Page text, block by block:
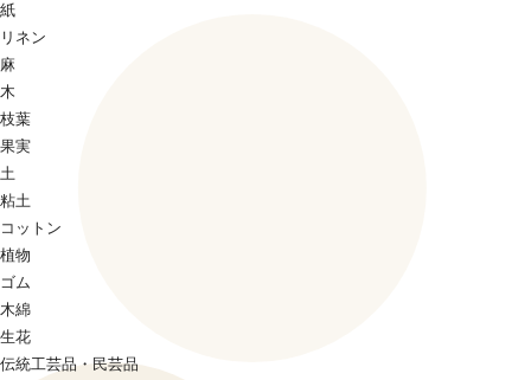
紙
リネン
麻
木
枝葉
果実
土
粘土
コットン
植物
ゴム
木綿
生花
伝統工芸品・民芸品